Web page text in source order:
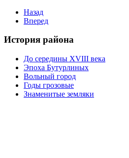
Назад
Вперед
История района
До середины XVIII века
Эпоха Бутурлиных
Вольный город
Годы грозовые
Знаменитые земляки